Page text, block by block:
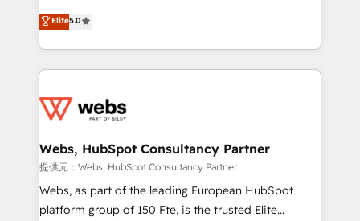
Execution • 750+ onboardings and 2,000+
implementations • Deep expertise across marketing,
BBD Boom is the HubSpot partner that can help you
to HubSpot Better. We work with your teams to
solve all your HubSpot challenges and improve user
adoption, sales process and marketing results.
the first time 🔧 Designing and optimising your
and build using HubSpot 🔌 Integrating HubSpot
with other systems 🎓 Training your teams to be
HubSpot pros 📊 Lead generation services using
HubSpot Why us? - SIX HubSpot Accreditations -
Elite5.0
Webs, HubSpot Consultancy Partner
提供元：Webs, HubSpot Consultancy Partner
Webs, as part of the leading European HubSpot
platform group of 150 Fte, is the trusted Elite